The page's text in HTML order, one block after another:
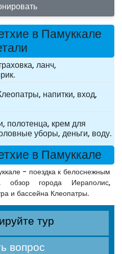
в Памуккале
ланч,
напитки, вход,
полотенца, крем для
уборы, деньги, воду.
в Памуккале
- поездка к белоснежным
обзор города Иераполис,
и бассейна Клеопатры.
тур
вопрос